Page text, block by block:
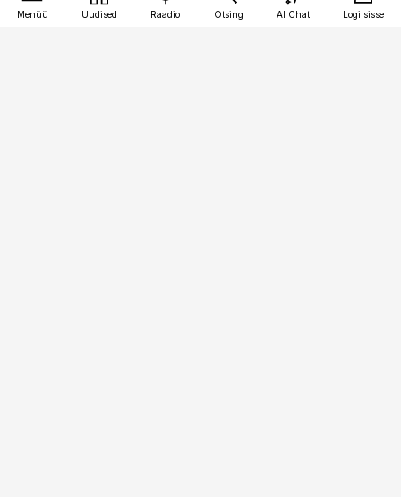
Menüü Uudised Raadio Otsing AI Chat Logi sisse